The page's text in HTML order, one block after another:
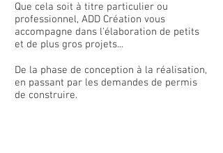
Que cela soit à titre particulier ou
professionnel, ADD Création vous
accompagne dans l'élaboration de petits
et de plus gros projets...
De la phase de conception à la réalisation,
en passant par les demandes de permis
de construire.